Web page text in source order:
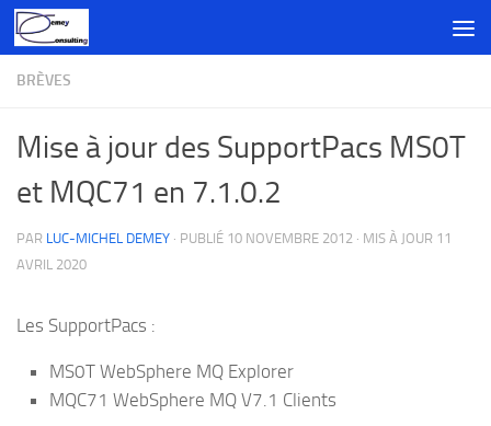
Skip to content
BRÈVES
Mise à jour des SupportPacs MS0T
et MQC71 en 7.1.0.2
PAR LUC-MICHEL DEMEY · PUBLIÉ 10 NOVEMBRE 2012 · MIS À JOUR 11
AVRIL 2020
Les SupportPacs :
MS0T WebSphere MQ Explorer
MQC71 WebSphere MQ V7.1 Clients